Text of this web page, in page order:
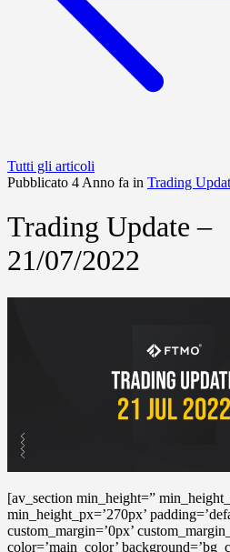
Tutti gli articoli
Pubblicato 4 Anno fa in Trading
Trading Update –
21/07/2022
[av_section min_height=”
min_height_px=’270px’
custom_margin=’0px’
color=’main_color’